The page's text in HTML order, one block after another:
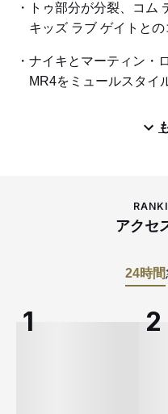
トゥ部分が分裂、コム
キッズ ラブ ゲイトと
ナイキとマーティン・
MR4をミュールスタイ
アクセ
24時間